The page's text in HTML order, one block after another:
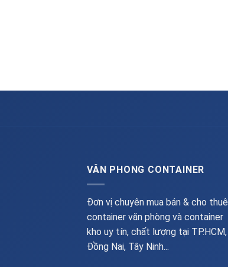
VÂN PHONG CONTAINER
Đơn vị chuyên mua bán & cho thuê
container văn phòng và container
kho uy tín, chất lượng tại TP.HCM,
Đồng Nai, Tây Ninh...